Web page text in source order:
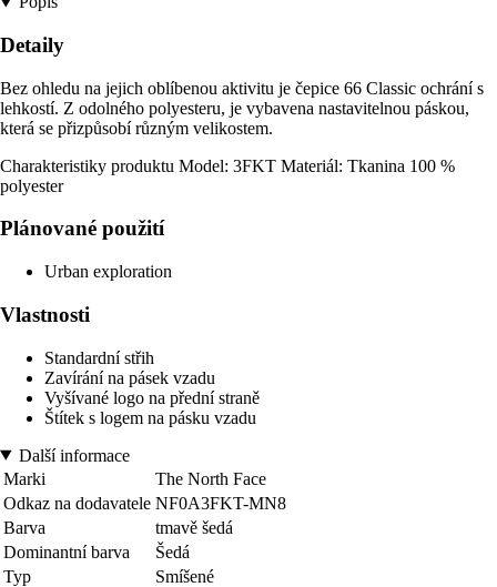
Detaily
Bez ohledu na jejich oblíbenou aktivitu je čepice 66 Classic ochrání s
lehkostí. Z odolného polyesteru, je vybavena nastavitelnou páskou,
která se přizpůsobí různým velikostem.
Charakteristiky produktu Model: 3FKT Materiál: Tkanina 100 %
polyester
Plánované použití
Urban exploration
Vlastnosti
Standardní střih
Zavírání na pásek vzadu
Vyšívané logo na přední straně
Štítek s logem na pásku vzadu
Další informace
Marki
The North Face
Odkaz na dodavatele NF0A3FKT-MN8
Barva
tmavě šedá
Dominantní barva
Šedá
Typ
Smíšené